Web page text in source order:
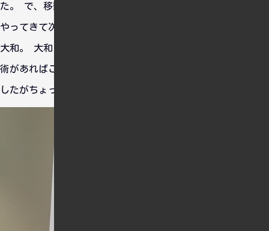
た。 で、移動しながら右側を見ていると磯風奥に浦風の順に
やってきて次に赤城。赤城はデカかったですね。そして最後に
大和。 大和は第３第４副砲を搭載している初期型でした。技
術があればこんなのが作れるんですね。あっという間の航海で
したがちょっとした感動を覚えました。